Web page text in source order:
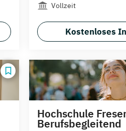
Vollzeit
Kostenloses
Hochschule
Berufsbegleitend